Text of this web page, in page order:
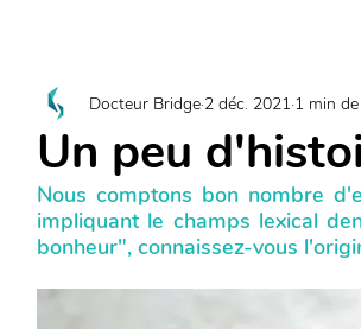
Un peu
Docteur Bridge 2 déc. 2021 1 min
Nous comptons bon nombre
impliquant le champs lexical
bonheur", connaissez-vous